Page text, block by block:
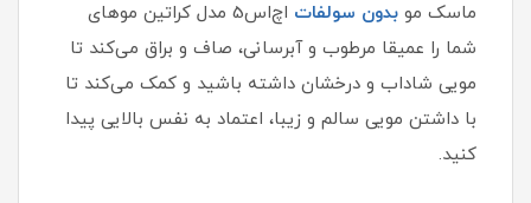
ماسک مو بدون سولفات
اچ‌اس‌5 مدل کراتین موهای
شما را عمیقا مرطوب و آبرسانی، صاف و براق می‌کند تا
مویی شاداب و درخشان داشته باشید و کمک می‌کند تا
با داشتن مویی سالم و زیبا، اعتماد به نفس بالایی پیدا
کنید.